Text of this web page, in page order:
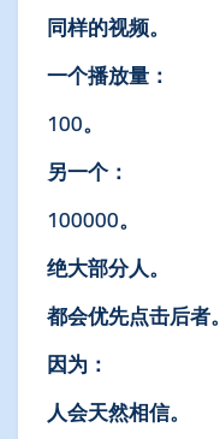
同样的视频。
一个播放量：
100。
另一个：
100000。
绝大部分人。
都会优先点击后者。
因为：
人会天然相信。